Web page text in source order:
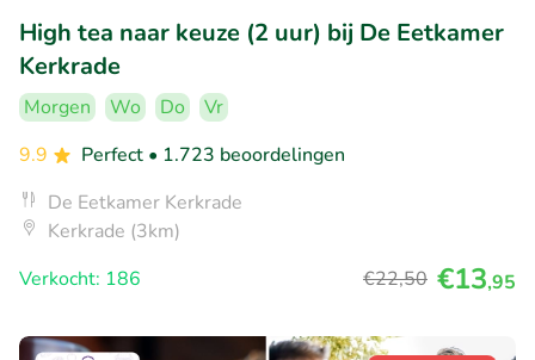
High tea naar keuze (2 uur) bij De Eetkamer
Kerkrade
Morgen Wo Do
Vr
9.9
Perfect • 1.723 beoordelingen
De Eetkamer Kerkrade
Kerkrade (3km)
Verkocht: 186
€22,50 €13,95